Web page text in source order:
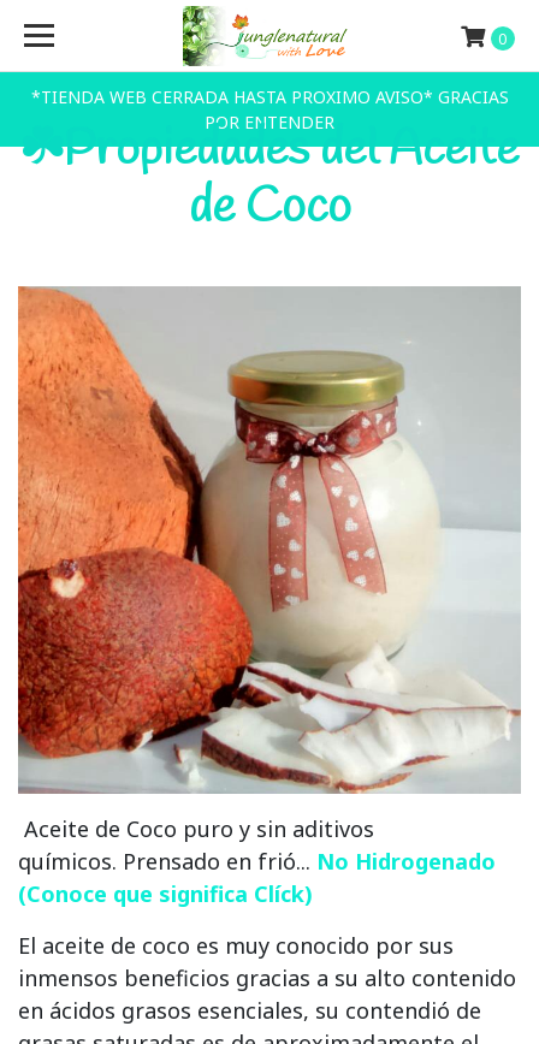
*TIENDA WEB CERRADA HASTA PROXIMO AVISO* GRACIAS
POR ENTENDER
0
☘️Propiedades del Aceite
de Coco
Aceite de Coco puro y sin aditivos
químicos. Prensado en frió... No Hidrogenado
(Conoce que significa Clíck)
El aceite de coco es muy conocido por sus
inmensos beneficios gracias a su alto contenido
en ácidos grasos esenciales, su contendió de